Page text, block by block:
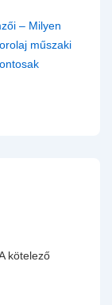
– Milyen
műszaki
kötelező